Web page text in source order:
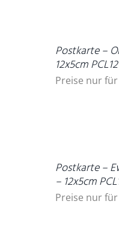
Postkarte –
12x5cm
Preise nur für
Postkarte –
– 12x5cm
Preise nur für